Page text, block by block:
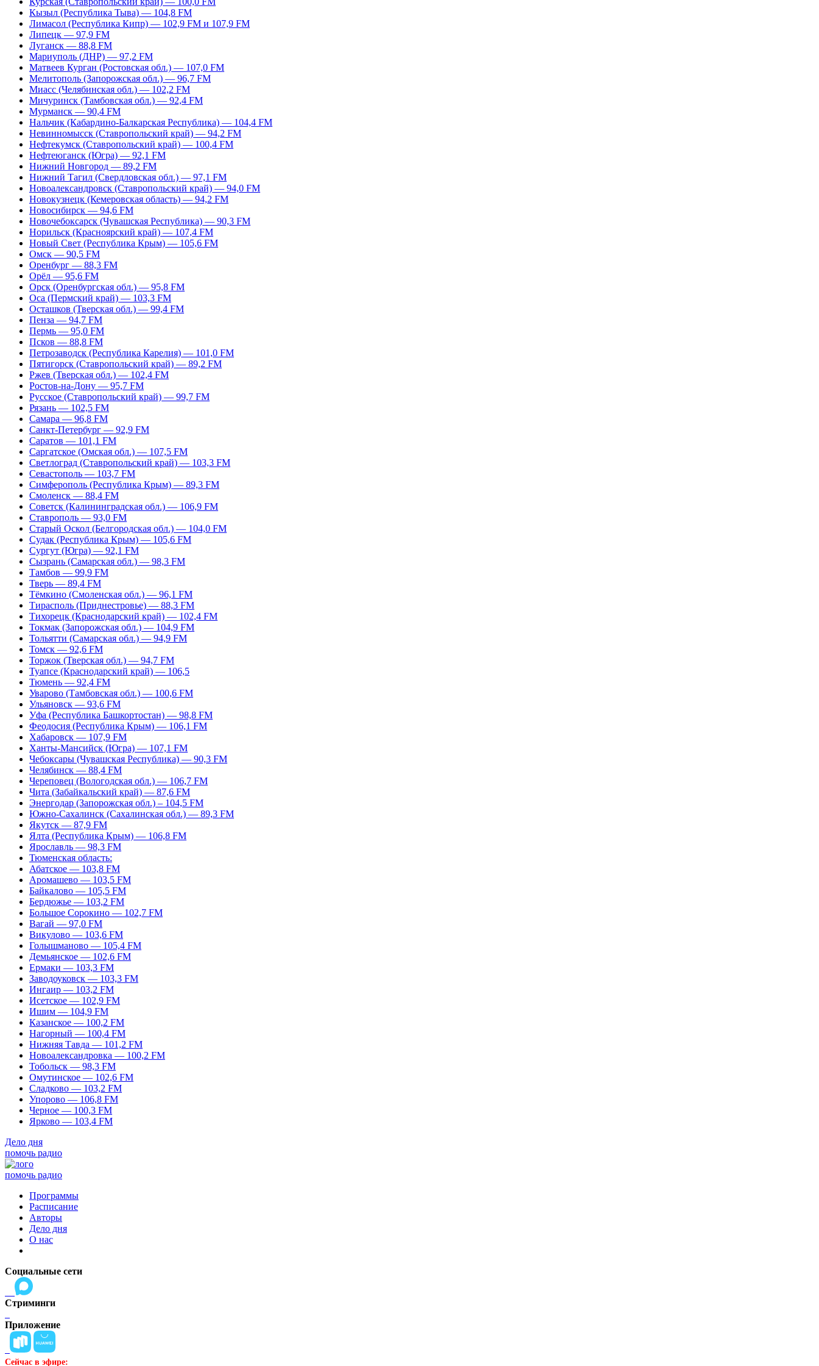
Кызыл (Республика Тыва) — 104,8 FM
Лимасол (Республика Кипр) — 102,9 FM и 107,9 FM
Липецк — 97,9 FM
Луганск — 88,8 FM
Мариуполь (ДНР) — 97,2 FM
Матвеев Курган (Ростовская обл.) — 107,0 FM
Мелитополь (Запорожская обл.) — 96,7 FM
Миасс (Челябинская обл.) — 102,2 FM
Мичуринск (Тамбовская обл.) — 92,4 FM
Мурманск — 90,4 FM
Нальчик (Кабардино-Балкарская Республика) — 104,4 FM
Невинномысск (Ставропольский край) — 94,2 FM
Нефтекумск (Ставропольский край) — 100,4 FM
Нефтеюганск (Югра) — 92,1 FM
Нижний Новгород — 89,2 FM
Нижний Тагил (Свердловская обл.) — 97,1 FM
Новоалександровск (Ставропольский край) — 94,0 FM
Новокузнецк (Кемеровская область) — 94,2 FM
Новосибирск — 94,6 FM
Новочебоксарск (Чувашская Республика) — 90,3 FM
Норильск (Красноярский край) — 107,4 FM
Новый Свет (Республика Крым) — 105,6 FM
Омск — 90,5 FM
Оренбург — 88,3 FM
Орёл — 95,6 FM
Орск (Оренбургская обл.) — 95,8 FM
Оса (Пермский край) — 103,3 FM
Осташков (Тверская обл.) — 99,4 FM
Пенза — 94,7 FM
Пермь — 95,0 FM
Псков — 88,8 FM
Петрозаводск (Республика Карелия) — 101,0 FM
Пятигорск (Ставропольский край) — 89,2 FM
Ржев (Тверская обл.) — 102,4 FM
Ростов-на-Дону — 95,7 FM
Русское (Ставропольский край) — 99,7 FM
Рязань — 102,5 FM
Самара — 96,8 FM
Санкт-Петербург — 92,9 FM
Саратов — 101,1 FM
Саргатское (Омская обл.) — 107,5 FM
Светлоград (Ставропольский край) — 103,3 FM
Севастополь — 103,7 FM
Симферополь (Республика Крым) — 89,3 FM
Смоленск — 88,4 FM
Советск (Калининградская обл.) — 106,9 FM
Ставрополь — 93,0 FM
Старый Оскол (Белгородская обл.) — 104,0 FM
Судак (Республика Крым) — 105,6 FM
Сургут (Югра) — 92,1 FM
Сызрань (Самарская обл.) — 98,3 FM
Тамбов — 99,9 FM
Тверь — 89,4 FM
Тёмкино (Смоленская обл.) — 96,1 FM
Тирасполь (Приднестровье) — 88,3 FM
Тихорецк (Краснодарский край) — 102,4 FM
Токмак (Запорожская обл.) — 104,9 FM
Тольятти (Самарская обл.) — 94,9 FM
Томск — 92,6 FM
Торжок (Тверская обл.) — 94,7 FM
Туапсе (Краснодарский край) — 106,5
Тюмень — 92,4 FM
Уварово (Тамбовская обл.) — 100,6 FM
Ульяновск — 93,6 FM
Уфа (Республика Башкортостан) — 98,8 FM
Феодосия (Республика Крым) — 106,1 FM
Хабаровск — 107,9 FM
Ханты-Мансийск (Югра) — 107,1 FM
Чебоксары (Чувашская Республика) — 90,3 FM
Челябинск — 88,4 FM
Череповец (Вологодская обл.) — 106,7 FM
Чита (Забайкальский край) — 87,6 FM
Энергодар (Запорожская обл.) – 104,5 FM
Южно-Сахалинск (Сахалинская обл.) — 89,3 FM
Якутск — 87,9 FM
Ялта (Республика Крым) — 106,8 FM
Ярославль — 98,3 FM
Тюменская область:
Абатское — 103,8 FM
Аромашево — 103,5 FM
Байкалово — 105,5 FM
Бердюжье — 103,2 FM
Большое Сорокино — 102,7 FM
Вагай — 97,0 FM
Викулово — 103,6 FM
Голышманово — 105,4 FM
Демьянское — 102,6 FM
Ермаки — 103,3 FM
Заводоуковск — 103,3 FM
Ингаир — 103,2 FM
Исетское — 102,9 FM
Ишим — 104,9 FM
Казанское — 100,2 FM
Нагорный — 100,4 FM
Нижняя Тавда — 101,2 FM
Новоалександровка — 100,2 FM
Тобольск — 98,3 FM
Омутинское — 102,6 FM
Сладково — 103,2 FM
Упорово — 106,8 FM
Черное — 100,3 FM
Ярково — 103,4 FM
Дело дня
помочь радио
помочь радио
Программы
Расписание
Авторы
Дело дня
О нас
Социальные сети
Стриминги
Приложение
Сейчас в эфире: